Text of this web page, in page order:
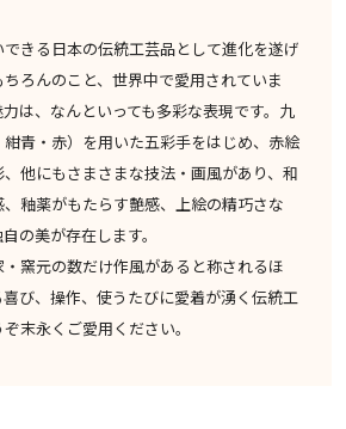
きる日本の伝統工芸品として進化を遂げ
ろんのこと、世界中で愛用されていま
は、なんといっても多彩な表現です。九
青・赤）を用いた五彩手をはじめ、赤絵
他にもさまさまな技法・画風があり、和
釉薬がもたらす艶感、上絵の精巧さな
の美が存在します。
窯元の数だけ作風があると称されるほ
び、操作、使うたびに愛着が湧く伝統工
末永くご愛用ください。